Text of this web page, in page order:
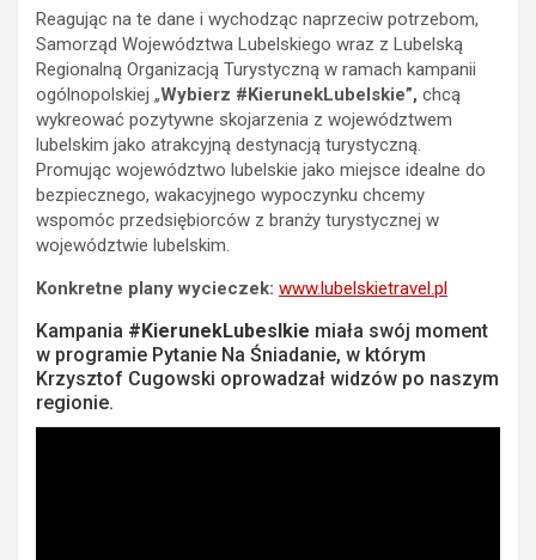
Reagując na te dane i wychodząc naprzeciw potrzebom,
Samorząd Województwa Lubelskiego wraz z Lubelską
Regionalną Organizacją Turystyczną w ramach kampanii
ogólnopolskiej „Wybierz #KierunekLubelskie”, chcą
wykreować pozytywne skojarzenia z województwem
lubelskim jako atrakcyjną destynacją turystyczną.
Promując województwo lubelskie jako miejsce idealne do
bezpiecznego, wakacyjnego wypoczynku chcemy
wspomóc przedsiębiorców z branży turystycznej w
województwie lubelskim.
Konkretne plany wycieczek: www.lubelskietravel.pl
Kampania #KierunekLubeslkie miała swój moment
w programie Pytanie Na Śniadanie, w którym
Krzysztof Cugowski oprowadzał widzów po naszym
regionie.